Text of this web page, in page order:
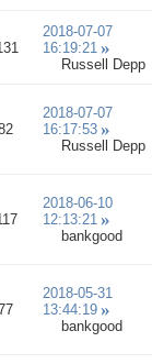
2018-07-07
16:19:21
Russell Depp
2018-07-07
16:17:53
Russell Depp
2018-06-10
12:13:21
bankgood
2018-05-31
13:44:19
bankgood